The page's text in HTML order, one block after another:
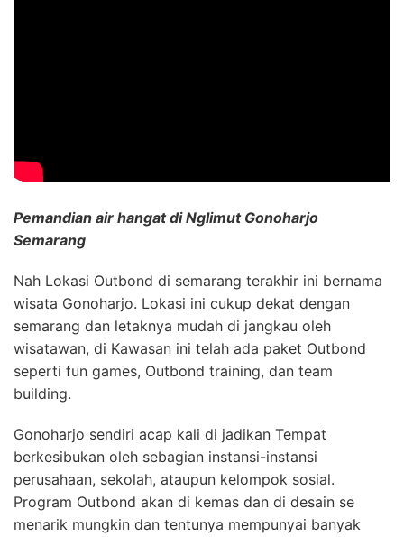
Pemandian air hangat di Nglimut Gonoharjo
Semarang
Nah Lokasi Outbond di semarang terakhir ini bernama
wisata Gonoharjo. Lokasi ini cukup dekat dengan
semarang dan letaknya mudah di jangkau oleh
wisatawan, di Kawasan ini telah ada paket Outbond
seperti fun games, Outbond training, dan team
building.
Gonoharjo sendiri acap kali di jadikan Tempat
berkesibukan oleh sebagian instansi-instansi
perusahaan, sekolah, ataupun kelompok sosial.
Program Outbond akan di kemas dan di desain se
menarik mungkin dan tentunya mempunyai banyak